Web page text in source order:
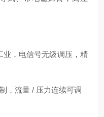
业，电信号无级调压，精
，流量 / 压力连续可调